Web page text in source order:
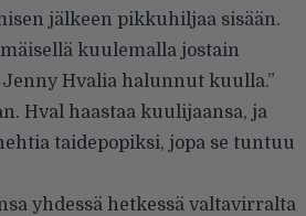
jälkeen pikkuhiljaa sisään.
kuulemalla jos­tain
Jenny Hvalia halunnut kuulla.”
Hval haastaa kuulijaansa, ja
taide­popiksi, jopa se tuntuu
yhdessä hetkessä valtavirralta